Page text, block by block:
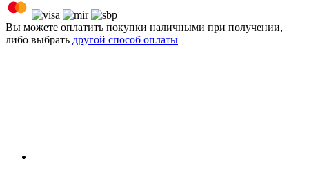
Вы можете оплатить покупки наличными при получении,
либо выбрать другой способ оплаты